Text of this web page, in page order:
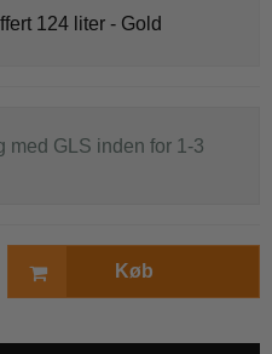
124 liter - Gold
med GLS inden for 1-3
Køb